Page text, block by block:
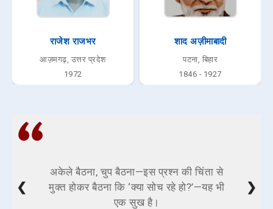
राजेश राजभर
आज़मगढ़, उत्तर प्रदेश
1972
शाद अज़ीमाबादी
पटना, बिहार
1846 - 1927
अकेले बैठना, चुप बैठना—इस प्रश्न की चिंता से
मुक्त होकर बैठना कि ‘क्या सोच रहे हो?’—यह भी
एक सुख है।
❮ ❯